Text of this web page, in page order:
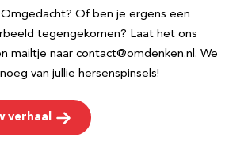
Of ben je ergens een
tegengekomen? Laat het ons
mailtje naar contact@omdenken.nl. We
van jullie hersenspinsels!
verhaal